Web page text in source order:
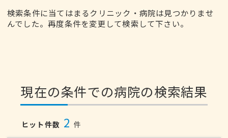
検索条件に当てはまるクリニック・病院は見つかりませ
んでした。再度条件を変更して検索して下さい。
現在の条件での病院の検索結果
ヒット件数 2 件